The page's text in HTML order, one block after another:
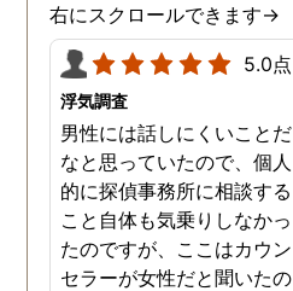
右にスクロールできます→
5.0点
浮気調査
男性には話しにくいことだ
なと思っていたので、個人
的に探偵事務所に相談する
こと自体も気乗りしなかっ
たのですが、ここはカウン
セラーが女性だと聞いたの